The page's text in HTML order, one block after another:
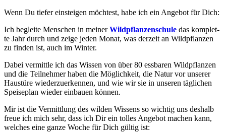
Wenn Du tie­fer ein­stei­gen möch­test, habe ich ein Ange­bot für Dich:
Ich beglei­te Men­schen in mei­nerWild­pflan­zen­schu­le das kom­plet­
te Jahr durch und zei­ge jeden Monat, was der­zeit an Wild­pflan­zen
zu fin­den ist, auch im Winter.
Dabei ver­mitt­le ich das Wis­sen von über 80 ess­ba­ren Wild­pflan­zen
und die Teil­neh­mer haben die Mög­lich­keit, die Natur vor unse­rer
Haus­tü­re wie­der­zu­er­ken­nen, und wie wir sie in unse­ren täg­li­chen
Spei­se­plan wie­der ein­bau­en können.
Mir ist die Ver­mitt­lung des wil­den Wis­sens so wich­tig uns des­halb
freue ich mich sehr, dass ich Dir ein tol­les Ange­bot machen kann,
wel­ches eine gan­ze Woche für Dich gül­tig ist: